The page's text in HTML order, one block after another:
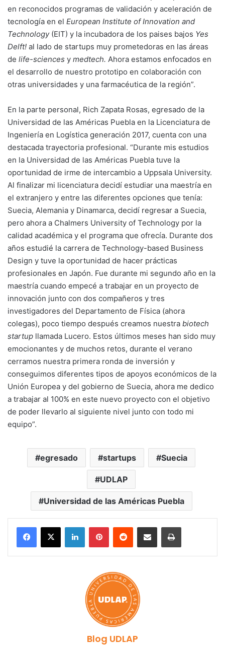
en reconocidos programas de validación y aceleración de
tecnología en el European Institute of Innovation and
Technology(EIT) y la incubadora de los paises bajos Yes
Delft! al lado de startups muy prometedoras en las áreas
de life-sciences y medtech. Ahora estamos enfocados en
el desarrollo de nuestro prototipo en colaboración con
otras universidades y una farmacéutica de la región”.
En la parte personal, Rich Zapata Rosas, egresado de la
Universidad de las Américas Puebla en la Licenciatura de
Ingeniería en Logística generación 2017, cuenta con una
destacada trayectoria profesional. “Durante mis estudios
en la Universidad de las Américas Puebla tuve la
oportunidad de irme de intercambio a Uppsala University.
Al finalizar mi licenciatura decidí estudiar una maestría en
el extranjero y entre las diferentes opciones que tenía:
Suecia, Alemania y Dinamarca, decidí regresar a Suecia,
pero ahora a Chalmers University of Technology por la
calidad académica y el programa que ofrecía. Durante dos
años estudié la carrera de Technology-based Business
Design y tuve la oportunidad de hacer prácticas
profesionales en Japón. Fue durante mi segundo año en la
maestría cuando empecé a trabajar en un proyecto de
innovación junto con dos compañeros y tres
investigadores del Departamento de Física (ahora
colegas), poco tiempo después creamos nuestra biotech
startup llamada Lucero. Estos últimos meses han sido muy
emocionantes y de muchos retos, durante el verano
cerramos nuestra primera ronda de inversión y
conseguimos diferentes tipos de apoyos económicos de la
Unión Europea y del gobierno de Suecia, ahora me dedico
a trabajar al 100% en este nuevo proyecto con el objetivo
de poder llevarlo al siguiente nivel junto con todo mi
equipo”.
egresado startups Suecia
UDLAP
Universidad de las Américas Puebla
LinkedInPinterestReddit Share via Email Print
Blog UDLAP